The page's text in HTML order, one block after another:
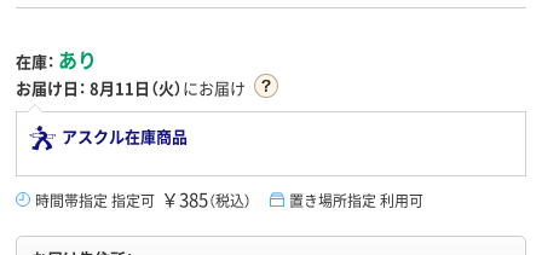
在庫： あり
お届け日： 8月11日（火）にお届け
アスクル在庫商品
時間帯指定 指定可 ￥385（税込） 置き場所指定 利用可